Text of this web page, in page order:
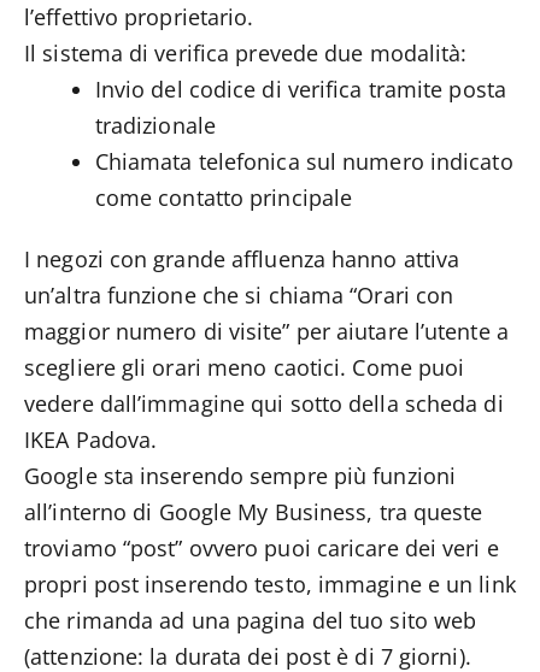
l’effettivo proprietario.
Il sistema di verifica prevede due modalità:
Invio del codice di verifica tramite posta
tradizionale
Chiamata telefonica sul numero indicato
come contatto principale
I negozi con grande affluenza hanno attiva
un’altra funzione che si chiama “Orari con
maggior numero di visite” per aiutare l’utente a
scegliere gli orari meno caotici. Come puoi
vedere dall’immagine qui sotto della scheda di
IKEA Padova.
Google sta inserendo sempre più funzioni
all’interno di Google My Business, tra queste
troviamo “post” ovvero puoi caricare dei veri e
propri post inserendo testo, immagine e un link
che rimanda ad una pagina del tuo sito web
(attenzione: la durata dei post è di 7 giorni).